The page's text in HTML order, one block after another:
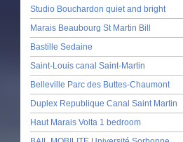
Studio Bouchardon quiet and bright
Marais Beaubourg St Martin Bill
Bastille Sedaine
Saint-Louis canal Saint-Martin
Belleville Parc des Buttes-Chaumont
Duplex Republique Canal Saint Martin
Haut Marais Volta 1 bedroom